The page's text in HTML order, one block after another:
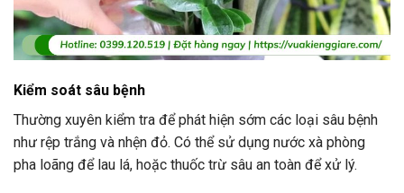
Kiểm soát sâu bệnh
Thường xuyên kiểm tra để phát hiện sớm các loại sâu bệnh
như rệp trắng và nhện đỏ. Có thể sử dụng nước xà phòng
pha loãng để lau lá, hoặc thuốc trừ sâu an toàn để xử lý.